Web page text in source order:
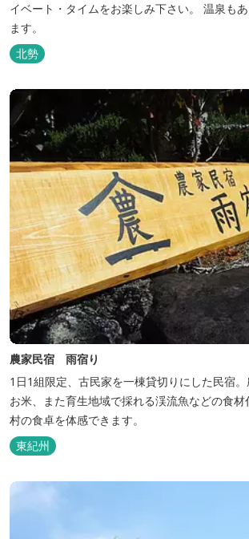
イベート・タイムをお楽しみ下さい。 温泉も
ます。
北勢
農家民宿 雨宿り
1日1組限定、古民家を一棟貸切りにした民宿
お米、また育生地域で採れる渓流魚などの食
村の食卓を体感できます。
東紀州